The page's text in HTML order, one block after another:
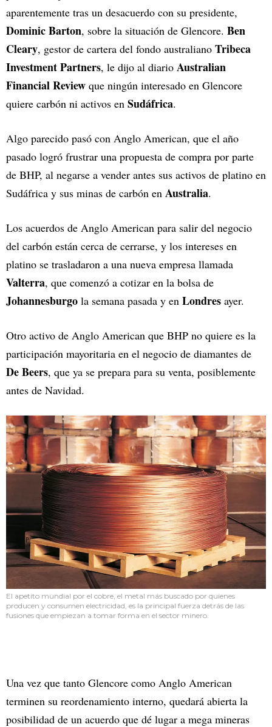
aparentemente tras un desacuerdo con su presidente,
Dominic Barton, sobre la situación de Glencore. Ben
Cleary, gestor de cartera del fondo australiano Tribeca
Investment Partners, le dijo al diario Australian
Financial Review que ningún interesado en Glencore
quiere carbón ni activos en Sudáfrica.
Algo parecido pasó con Anglo American, que el año
pasado logró frustrar una propuesta de compra por parte
de BHP, al negarse a vender antes sus activos de platino en
Sudáfrica y sus minas de carbón en Australia.
Los acuerdos de Anglo American para salir del negocio
del carbón están cerca de cerrarse, y los intereses en
platino se trasladaron a una nueva empresa llamada
Valterra, que comenzó a cotizar en la bolsa de
Johannesburgo la semana pasada y en Londres ayer.
Otro activo de Anglo American que BHP no quiere es la
participación mayoritaria en el negocio de diamantes de
De Beers, que ya se prepara para su venta, posiblemente
antes de Navidad.
El apetito mundial por el cobre, el metal más buscado por quienes
producen y consumen electricidad, es la principal fuerza detrás de las
fusiones que empiezan a tomar forma en el sector minero.
Una vez que tanto Glencore como Anglo American
terminen su reordenamiento interno, quedará abierta la
posibilidad de un acuerdo que dé lugar a mega mineras